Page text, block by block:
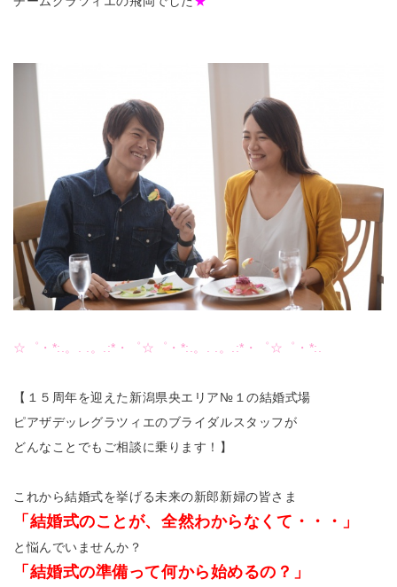
☆゜・*:.。. .。.:*・゜☆゜・*:.。. .。.:*・゜☆゜・*:.
【１５周年を迎えた新潟県央エリア№１の結婚式場
ピアザデッレグラツィエのブライダルスタッフが
どんなことでもご相談に乗ります！】
これから結婚式を挙げる未来の新郎新婦の皆さま
「結婚式のことが、全然わからなくて・・・」
と悩んでいませんか？
「結婚式の準備って何から始めるの？」